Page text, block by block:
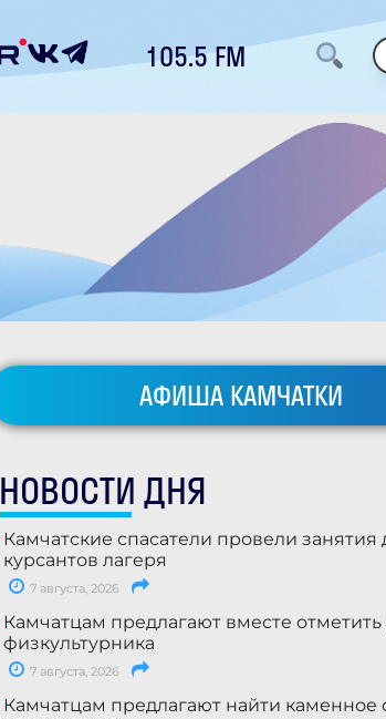
105.5 FM
АФИША КАМЧАТКИ
НОВОСТИ ДНЯ
Камчатские спасатели провели занятия
курсантов лагеря
7 августа, 2026
Камчатцам предлагают вместе
физкультурника
7 августа, 2026
Камчатцам предлагают найти каменное